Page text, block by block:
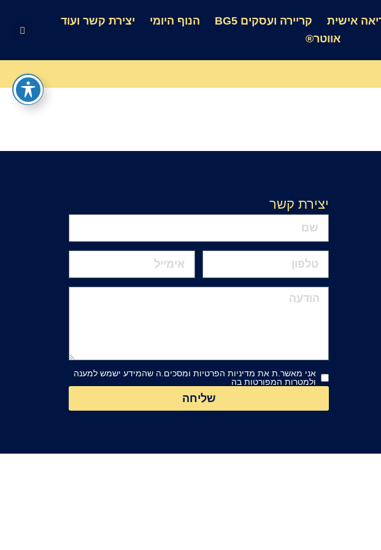
אישית קריירה ועסקים BG5 הנוף היומי
יצירת קשר ועוד
אווטר®
יצירת קשר
אני מאשר.ת את מדיניות הפרטיות ומסכים.ה שהמידע ישמש למענה
ולמטרות המפורטות בה
שליחה